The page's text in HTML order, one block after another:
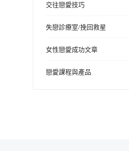
交往戀愛技巧
失戀診療室/挽回救星
女性戀愛成功文章
戀愛課程與產品